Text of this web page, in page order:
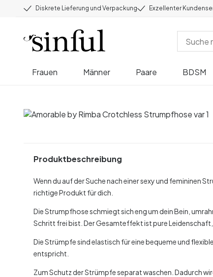
Diskrete Lieferung und Verpackung Exzellenter
Frauen Männer Paare BDSM
Produktbeschreibung
Wenn du auf der Suche nach einer sexy und femininen
richtige Produkt für dich.
Die Strumpfhose schmiegt sich eng um dein Bein,
Schritt frei bist. Der Gesamteffekt ist pure
Die Strümpfe sind elastisch für eine bequeme und
entspricht.
Zum Schutz der Strümpfe separat waschen. Dadurch